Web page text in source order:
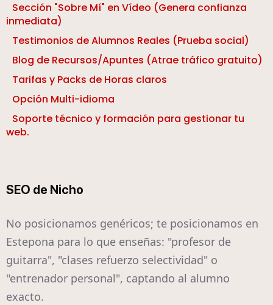
Sección "Sobre Mí" en Vídeo (Genera confianza
inmediata)
Testimonios de Alumnos Reales (Prueba social)
Blog de Recursos/Apuntes (Atrae tráfico gratuito)
Tarifas y Packs de Horas claros
Opción Multi-idioma
Soporte técnico y formación para gestionar tu
web.
SEO de Nicho
No posicionamos genéricos; te posicionamos en
Estepona para lo que enseñas: "profesor de
guitarra", "clases refuerzo selectividad" o
"entrenador personal", captando al alumno
exacto.